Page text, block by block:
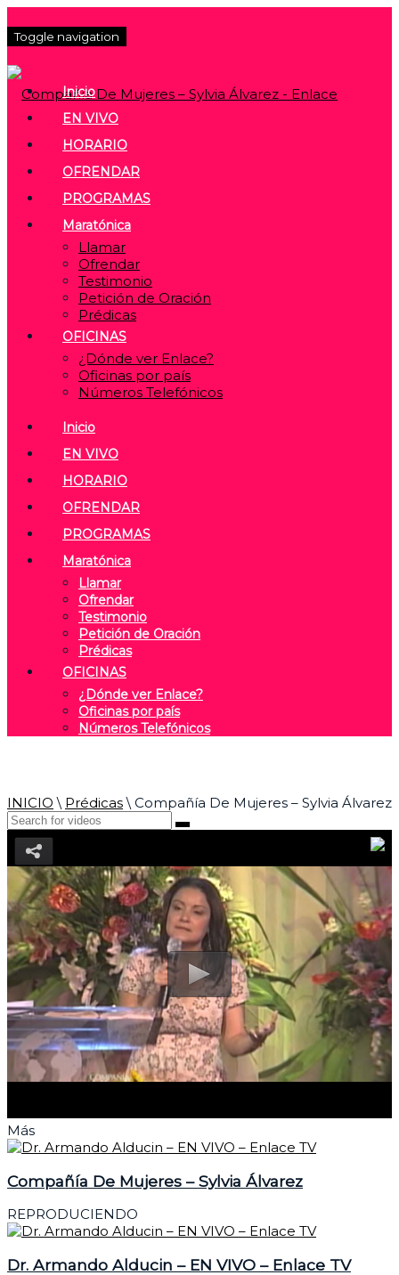
Toggle navigation
Inicio
EN VIVO
HORARIO
OFRENDAR
PROGRAMAS
Maratónica
Llamar
Ofrendar
Testimonio
Petición de Oración
Prédicas
OFICINAS
¿Dónde ver Enlace?
Oficinas por país
Números Telefónicos
Inicio
EN VIVO
HORARIO
OFRENDAR
PROGRAMAS
Maratónica
Llamar
Ofrendar
Testimonio
Petición de Oración
Prédicas
OFICINAS
¿Dónde ver Enlace?
Oficinas por país
Números Telefónicos
INICIO \ Prédicas\ Compañía De Mujeres – Sylvia Álvarez
Más
Compañía De Mujeres – Sylvia Álvarez
REPRODUCIENDO
Dr. Armando Alducin – EN VIVO – Enlace TV